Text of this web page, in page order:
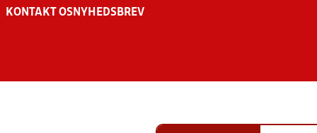
KONTAKT OS NYHEDSBREV